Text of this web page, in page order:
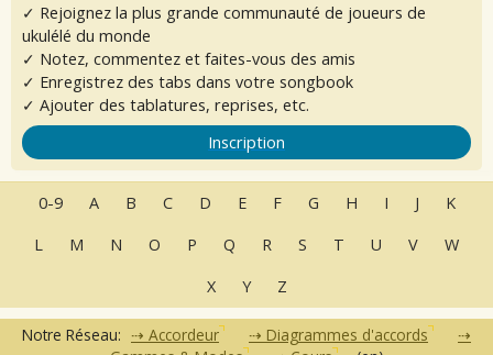
✓ Rejoignez la plus grande communauté de joueurs de
ukulélé du monde
✓ Notez, commentez et faites-vous des amis
✓ Enregistrez des tabs dans votre songbook
✓ Ajouter des tablatures, reprises, etc.
Inscription
0-9 A B C D E F G H I J
K
L
M N O P Q R S T U V
W
X
Y Z
Notre Réseau: Accordeur
Diagrammes d'accords